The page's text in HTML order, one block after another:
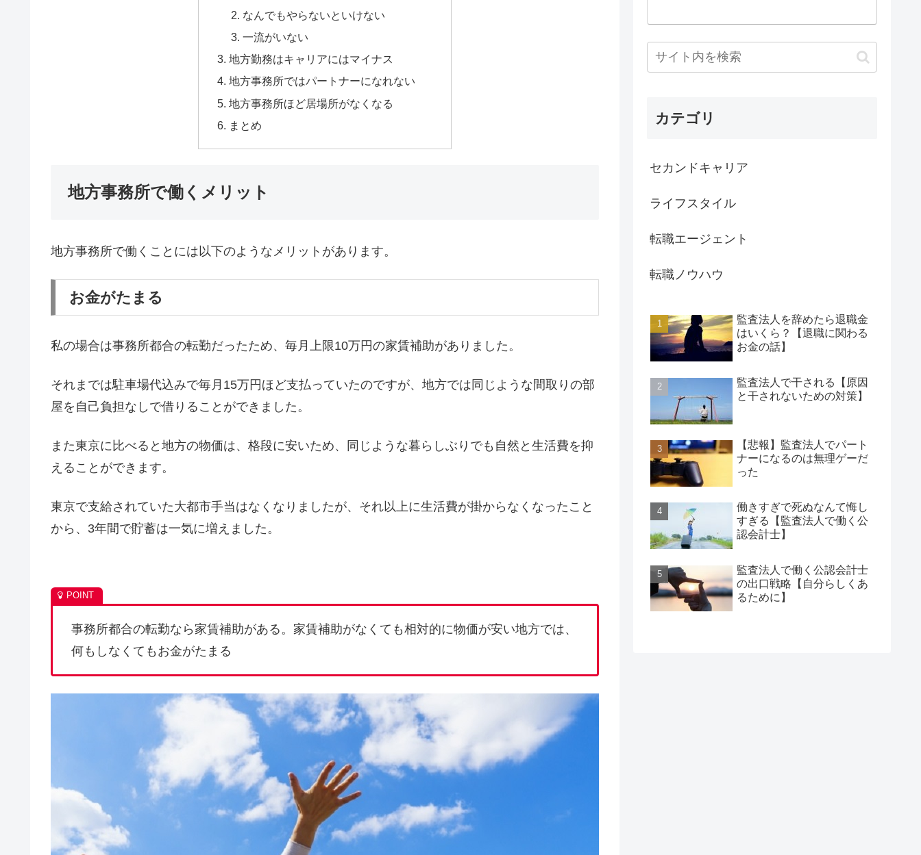
なんでもやらないといけない
一流がいない
地方勤務はキャリアにはマイナス
地方事務所ではパートナーになれない
地方事務所ほど居場所がなくなる
まとめ
地方事務所で働くメリット
地方事務所で働くことには以下のようなメリットがあります。
お金がたまる
私の場合は事務所都合の転勤だったため、毎月上限10万円の家賃補助がありました。
それまでは駐車場代込みで毎月15万円ほど支払っていたのですが、地方では同じような間取りの部
屋を自己負担なしで借りることができました。
また東京に比べると地方の物価は、格段に安いため、同じような暮らしぶりでも自然と生活費を抑
えることができます。
東京で支給されていた大都市手当はなくなりましたが、それ以上に生活費が掛からなくなったこと
から、3年間で貯蓄は一気に増えました。
事務所都合の転勤なら家賃補助がある。家賃補助がなくても相対的に物価が安い地方では、
何もしなくてもお金がたまる
カテゴリ
セカンドキャリア
ライフスタイル
転職エージェント
転職ノウハウ
監査法人を辞めたら退職金
はいくら？【退職に関わる
お金の話】
監査法人で干される【原因
と干されないための対策】
【悲報】監査法人でパート
ナーになるのは無理ゲーだ
った
働きすぎで死ぬなんて悔し
すぎる【監査法人で働く公
認会計士】
監査法人で働く公認会計士
の出口戦略【自分らしくあ
るために】